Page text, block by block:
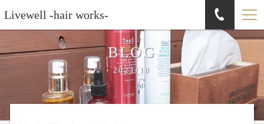
Livewell -hair works-
BLOG
2021/10